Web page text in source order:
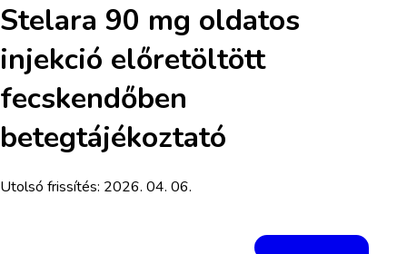
Stelara 90 mg oldatos
injekció előretöltött
fecskendőben
betegtájékoztató
Utolsó frissítés: 2026. 04. 06.